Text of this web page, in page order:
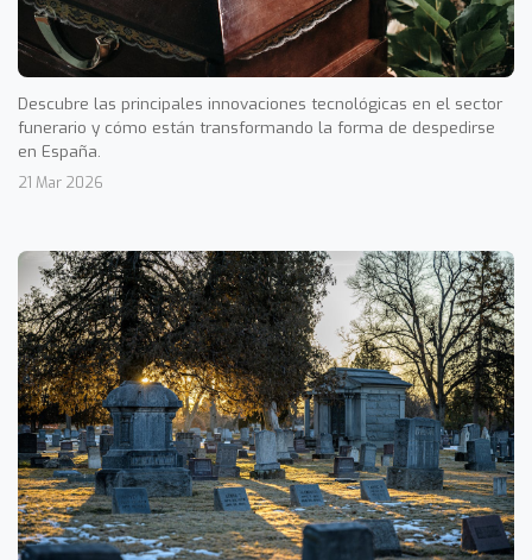
Descubre las principales innovaciones tecnológicas en el sector
funerario y cómo están transformando la forma de despedirse
en España.
21 Mar 2026